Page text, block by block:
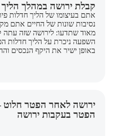
קבלת ירושה במהלך
אתם בעיצומו של הליך חדלות
נסיבות שונות של החיים אתם
מאוד שתדעו: לירושה שזה עתה
השפעה ניכרת על הליך חדלות
באופן ישיר את היקף הנכסים
ירושה לאחר הפטר חלוט
הפטר בעקבות ירושה